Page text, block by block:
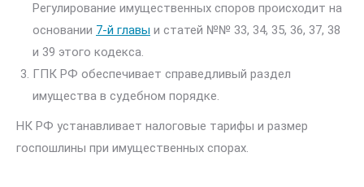
Регулирование имущественных споров происходит на
основании 7-й главы и статей №№ 33, 34, 35, 36, 37, 38
и 39 этого кодекса.
ГПК РФ обеспечивает справедливый раздел
имущества в судебном порядке.
НК РФ устанавливает налоговые тарифы и размер
госпошлины при имущественных спорах.